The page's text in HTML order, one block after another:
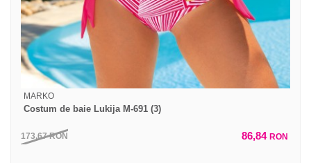
MARKO
Costum de baie Lukija M-691 (3)
173,67RON 86,84 RON